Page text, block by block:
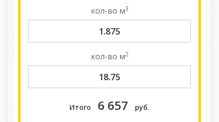
кол-во м3
кол-во м2
Итого 6 657 руб.